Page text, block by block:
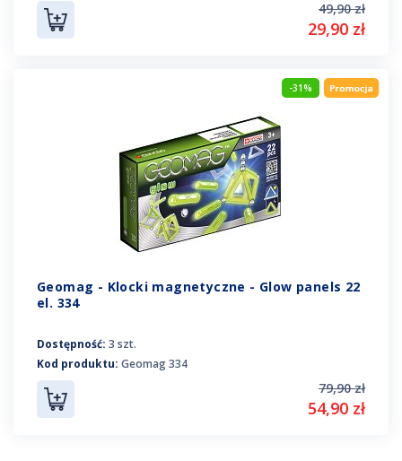
49,90 zł
29,90 zł
-31%
Geomag - Klocki magnetyczne - Glow panels 22
el. 334
Dostępność: 3 szt.
Kod produktu: Geomag 334
79,90 zł
54,90 zł